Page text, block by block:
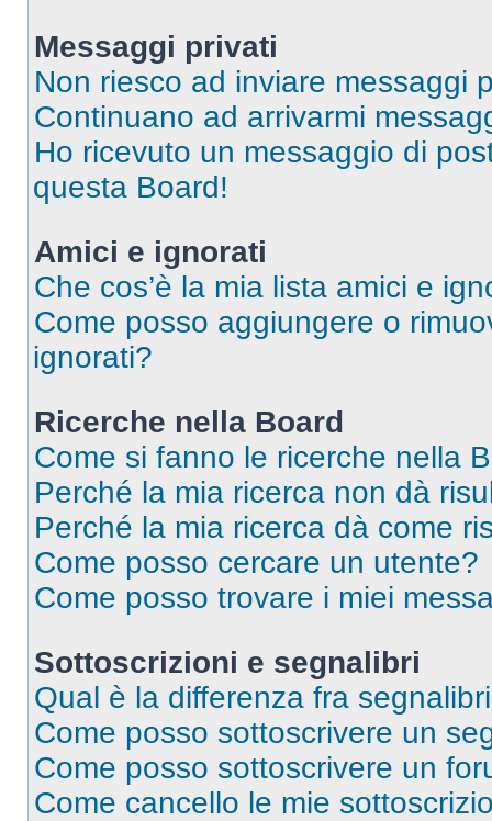
Messaggi privati
Non riesco ad inviare messaggi
Continuano ad arrivarmi
Ho ricevuto un messaggio di
questa Board!
Amici e ignorati
Che cos’è la mia lista amici e
Come posso aggiungere o
ignorati?
Ricerche nella Board
Come si fanno le ricerche nella
Perché la mia ricerca non dà
Perché la mia ricerca dà come
Come posso cercare un utente?
Come posso trovare i miei
Sottoscrizioni e segnalibri
Qual è la differenza fra
Come posso sottoscrivere un
Come posso sottoscrivere un
Come cancello le mie